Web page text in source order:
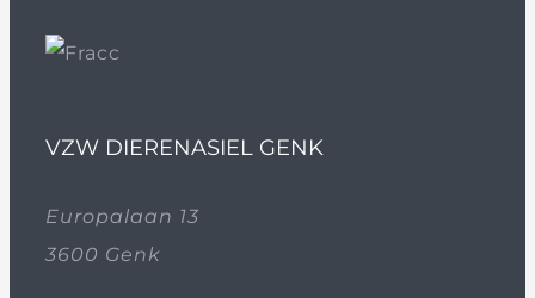
VZW DIERENASIEL GENK
Europalaan 13
3600 Genk